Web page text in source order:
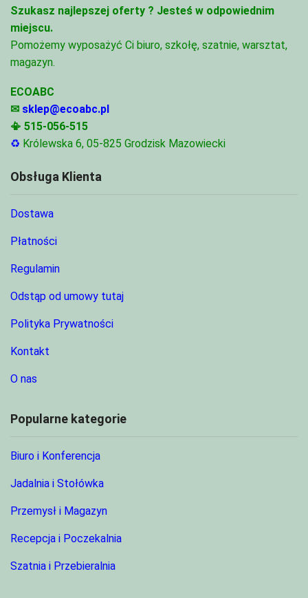
Szukasz najlepszej oferty ? Jesteś w odpowiednim
miejscu.
Pomożemy wyposażyć Ci biuro, szkołę, szatnie, warsztat,
magazyn.
ECOABC
✉ sklep@ecoabc.pl
📳 515-056-515
♻ Królewska 6, 05-825 Grodzisk Mazowiecki
Obsługa Klienta
Dostawa
Płatności
Regulamin
Odstąp od umowy tutaj
Polityka Prywatności
Kontakt
O nas
Popularne kategorie
Biuro i Konferencja
Jadalnia i Stołówka
Przemysł i Magazyn
Recepcja i Poczekalnia
Szatnia i Przebieralnia